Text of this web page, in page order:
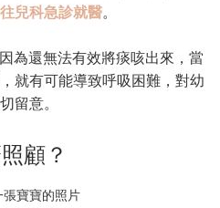
兒科急診就醫。
為還無法有效將痰咳出來，當
就有可能導致呼吸困難，對幼
留意。
顧？